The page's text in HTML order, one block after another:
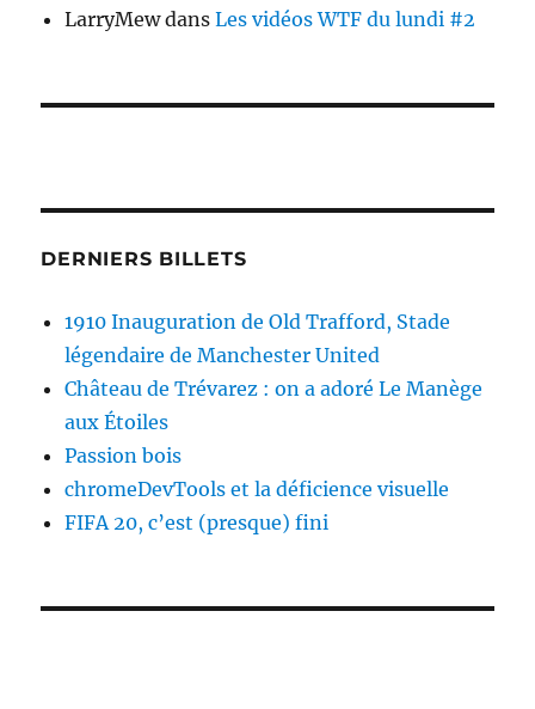
LarryMewdansLes vidéos WTF du lundi #2
DERNIERS BILLETS
1910 Inauguration de Old Trafford, Stade
légendaire de Manchester United
Château de Trévarez : on a adoré Le Manège
aux Étoiles
Passion bois
chromeDevTools et la déficience visuelle
FIFA 20, c’est (presque) fini